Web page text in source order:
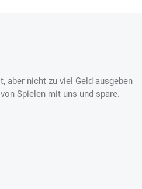
aber nicht zu viel Geld ausgeben
Spielen mit uns und spare.